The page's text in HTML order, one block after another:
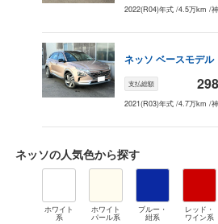
2022(R04)年式 /4.5万km /
ネッソ ベースモデル
支払総額 298
2021(R03)年式 /4.7万km /
ネッソの人気色から探す
ホワイト
系
ホワイト
パール系
ブルー・
紺系
レッド・
ワイン系